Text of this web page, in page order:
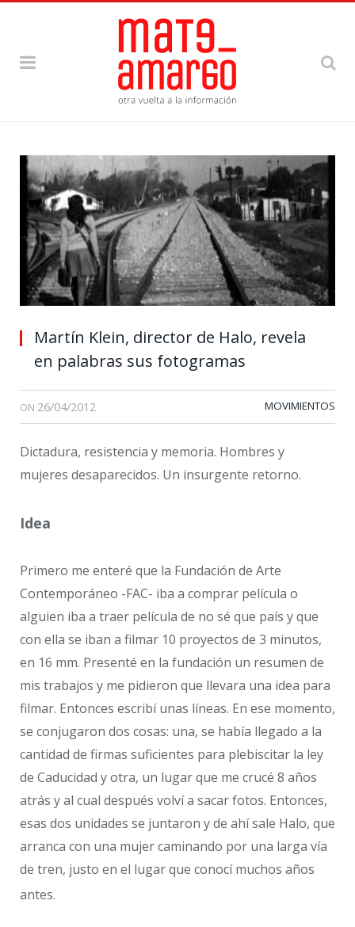
Martín Klein, director de Halo, revela
en palabras sus fotogramas
ON 26/04/2012 MOVIMIENTOS
Dictadura, resistencia y memoria. Hombres y
mujeres desaparecidos. Un insurgente retorno.
Idea
Primero me enteré que la Fundación de Arte
Contemporáneo -FAC- iba a comprar película o
alguien iba a traer película de no sé que país y que
con ella se iban a filmar 10 proyectos de 3 minutos,
en 16 mm. Presenté en la fundación un resumen de
mis trabajos y me pidieron que llevara una idea para
filmar. Entonces escribí unas líneas. En ese momento,
se conjugaron dos cosas: una, se había llegado a la
cantidad de firmas suficientes para plebiscitar la ley
de Caducidad y otra, un lugar que me crucé 8 años
atrás y al cual después volví a sacar fotos. Entonces,
esas dos unidades se juntaron y de ahí sale Halo, que
arranca con una mujer caminando por una larga vía
de tren, justo en el lugar que conocí muchos años
antes.